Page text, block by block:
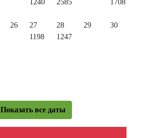
1240
2585
1708
26
27
1198
28
1247
29 30
Показать все даты